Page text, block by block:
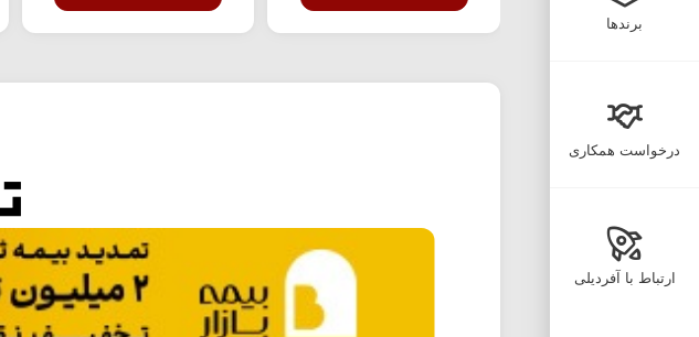
برندها
درخواست همکاری
ارتباط با آفردیلی